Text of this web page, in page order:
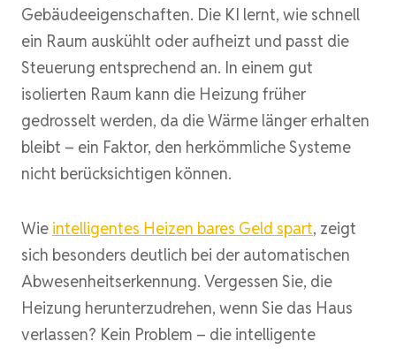
Gebäudeeigenschaften. Die KI lernt, wie schnell
ein Raum auskühlt oder aufheizt und passt die
Steuerung entsprechend an. In einem gut
isolierten Raum kann die Heizung früher
gedrosselt werden, da die Wärme länger erhalten
bleibt – ein Faktor, den herkömmliche Systeme
nicht berücksichtigen können.
Wie intelligentes Heizen bares Geld spart, zeigt
sich besonders deutlich bei der automatischen
Abwesenheitserkennung. Vergessen Sie, die
Heizung herunterzudrehen, wenn Sie das Haus
verlassen? Kein Problem – die intelligente